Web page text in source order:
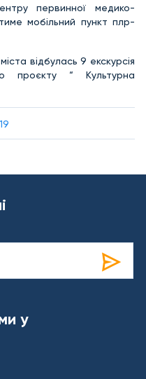
первинної медико-
мобільний пункт плр-
відбулась 9 екскурсія
проєкту “ Культурна
у